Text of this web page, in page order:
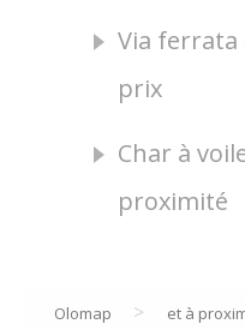
Via
prix
Char à
proximité
Olomap > et à